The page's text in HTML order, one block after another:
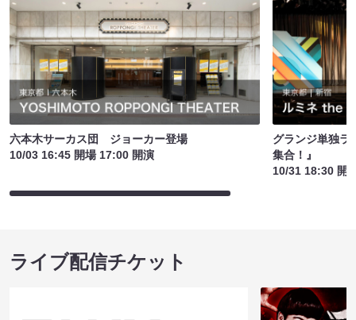
六本木サーカス団 ジョーカー登場
10/03 16:45 開場 17:00 開演
グランジ単独ラ
集合！』
10/31 18:30 開
ライブ配信チケット